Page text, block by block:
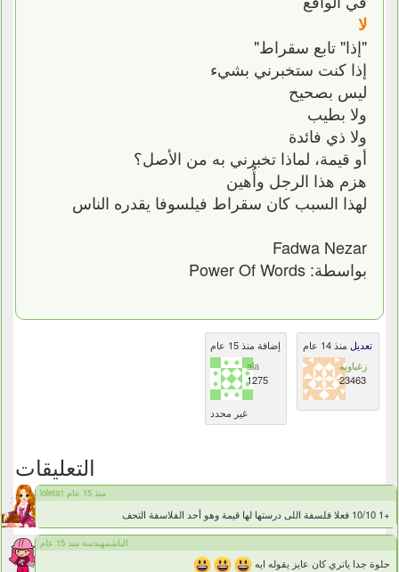
لا
"إذا" تابع سقراط"
إذا كنت ستخبرني بشيء
ليس بصحيح
ولا بطيب
ولا ذي فائدة
أو قيمة، لماذا تخبرني به من الأصل؟
هزم هذا الرجل وأُهين
لهذا السبب كان سقراط فيلسوفا يقدره الناس
Fadwa Nezar
بواسطة: Power Of Words
إضافة منذ 15 عام
ala
1275
غير محدد
تعديل منذ 14 عام
زغباوية
23463
التعليقات
loleta1 منذ 15 عام
+1 10/10 فعلا فلسفة اللى درستها لها قيمة وهو أحد الفلاسفة التحف
الباشمهندسة منذ 15 عام
حلوة جدا ياتري كان عايز يقوله ايه